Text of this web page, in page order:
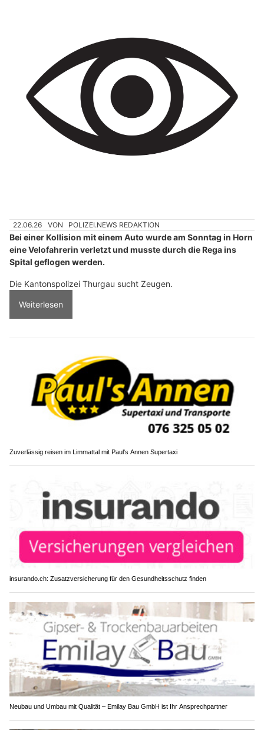
22.06.26 VON POLIZEI.NEWS REDAKTION
Bei einer Kollision mit einem Auto wurde am Sonntag in Horn
eine Velofahrerin verletzt und musste durch die Rega ins
Spital geflogen werden.
Die Kantonspolizei Thurgau sucht Zeugen.
Weiterlesen
Zuverlässig reisen im Limmattal mit Paul's Annen Supertaxi
insurando.ch: Zusatzversicherung für den Gesundheitsschutz finden
Neubau und Umbau mit Qualität – Emilay Bau GmbH ist Ihr Ansprechpartner